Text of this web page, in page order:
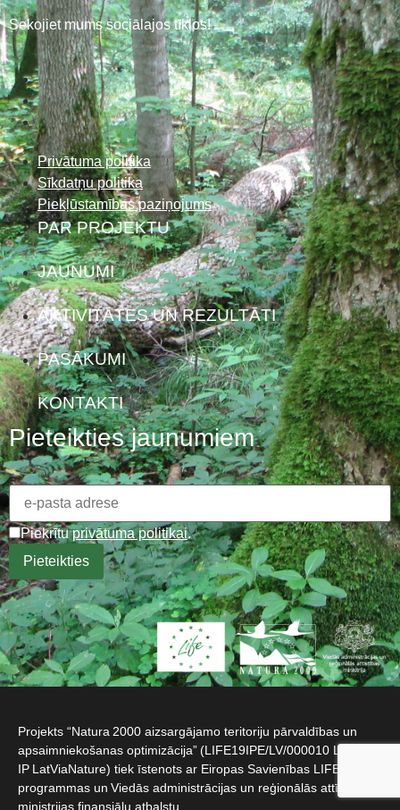
Sekojiet mums sociālajos tīklos!
Privātuma politika
Sīkdatņu politika
Piekļūstamības paziņojums
PAR PROJEKTU
JAUNUMI
AKTIVITĀTES UN REZULTĀTI
PASĀKUMI
KONTAKTI
Pieteikties jaunumiem
Piekrītuprivātuma politikai.
Projekts “Natura 2000 aizsargājamo teritoriju pārvaldības un
apsaimniekošanas optimizācija” (LIFE19IPE/LV/000010 LIFE-
IP LatViaNature) tiek īstenots ar Eiropas Savienības LIFE
programmas un Viedās administrācijas un reģionālās attīstības
ministrijas finansiālu atbalstu.​